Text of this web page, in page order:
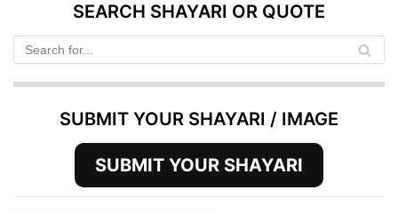
SEARCH SHAYARI OR QUOTE
SUBMIT YOUR SHAYARI / IMAGE
SUBMIT YOUR SHAYARI